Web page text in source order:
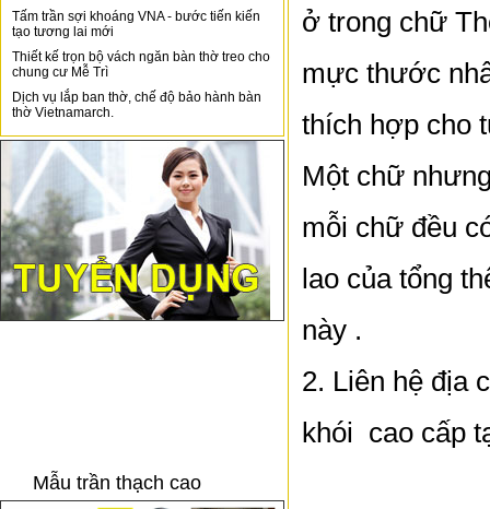
Tấm trần sợi khoáng VNA - bước tiến kiến
tạo tương lai mới
Thiết kế trọn bộ vách ngăn bàn thờ treo cho
chung cư Mễ Trì
Dịch vụ lắp ban thờ, chế độ bảo hành bàn
thờ Vietnamarch.
Mẫu trần thạch cao
ở trong chữ
mực thước
thích hợp cho
Một chữ
mỗi chữ đều
lao của tổng
này .
2. Liên hệ địa
khói cao cấp